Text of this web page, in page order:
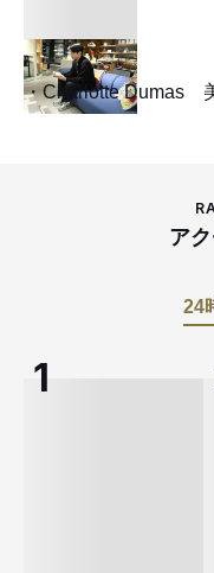
Charlotte Dumas
ア
24